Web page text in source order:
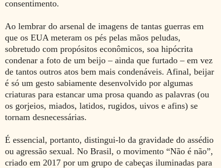
consentimento.
Ao lembrar do arsenal de imagens de tantas guerras em
que os EUA meteram os pés pelas mãos peludas,
sobretudo com propósitos econômicos, soa hipócrita
condenar a foto de um beijo – ainda que furtado – em vez
de tantos outros atos bem mais condenáveis. Afinal, beijar
é só um gesto sabiamente desenvolvido por algumas
criaturas para estancar uma prosa quando as palavras (ou
os gorjeios, miados, latidos, rugidos, uivos e afins) se
tornam desnecessárias.
É essencial, portanto, distingui-lo da gravidade do assédio
ou agressão sexual. No Brasil, o movimento “Não é não”,
criado em 2017 por um grupo de cabeças iluminadas para